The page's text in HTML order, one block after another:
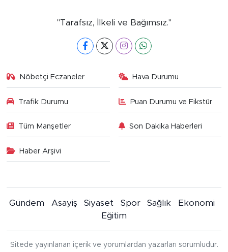
"Tarafsız, İlkeli ve Bağımsız."
Nöbetçi Eczaneler Hava Durumu
Trafik Durumu Puan Durumu ve Fikstür
Tüm Manşetler Son Dakika Haberleri
Haber Arşivi
Gündem Asayiş Siyaset Spor Sağlık
Ekonomi
Eğitim
Sitede yayınlanan içerik ve yorumlardan yazarları sorumludur.